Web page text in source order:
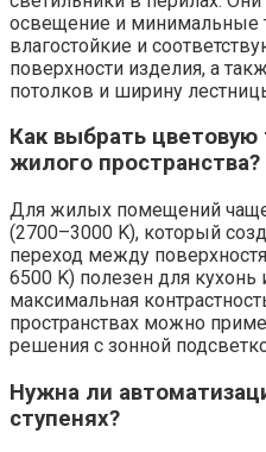
освещение и минимальные
влагостойкие и
поверхности изделия, а
потолков и ширину
Как выбрать цветовую
жилого пространства?
Для жилых помещений
(2700–3000 K), который
переход между
6500 K) полезен для кухонь
максимальная
пространствах можно
решения с зонной
Нужна ли
ступенях?